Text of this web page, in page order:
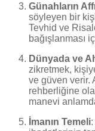
Günahların
söyleyen bir
Tevhid ve
bağışlanması
Dünyada ve
zikretmek,
ve güven verir.
rehberliğine
manevi
İmanın Temeli